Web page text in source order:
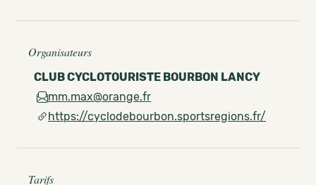
Organisateurs
CLUB CYCLOTOURISTE BOURBON LANCY
mm.max@orange.fr
https://cyclodebourbon.sportsregions.fr/
Tarifs